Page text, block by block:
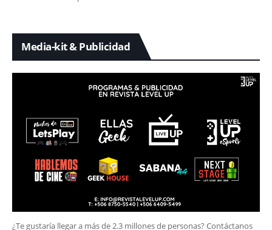
Media-kit & Publicidad
¿Te gustaría llegar a más de 2.3 millones de personas? Contáctanos